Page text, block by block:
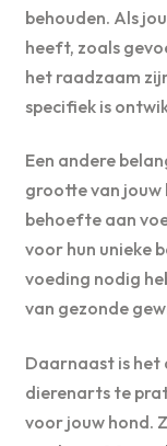
behouden. Als
heeft, zoals
het raadzaam
specifiek is
Een andere
grootte van jouw
behoefte aan
voor hun unieke
voeding nodig
van gezonde
Daarnaast is het
dierenarts te
voor jouw hond.